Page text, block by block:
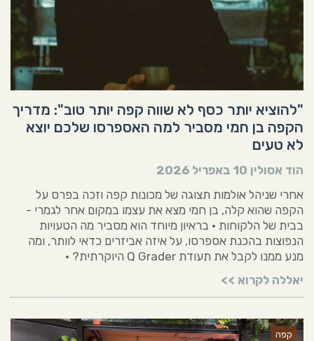
"להוציא יותר כסף לא שווה קפה יותר טוב": מדריך
הקפה בן חמי מסביר למה האספרסו שלכם יוצא
לא טעים
הוד אסולין 10 באפריל 2026
אחרי שניהל אולמות תצוגה של מכונות קפה וזכה בפרס על
הקפה שהוא קלה, בן חמי מצא את עצמו במקום אחר לגמרי -
בבית של הלקוחות • בראיון מיוחד הוא מסביר מה הטעויות
הנפוצות בהכנת אספרסו, על איזה אביזרים כדאי לוותר, ומה
מנע ממנו לקבל את תעודת Q Grader היוקרתית? •
יאללה לקרוא >>
קפה